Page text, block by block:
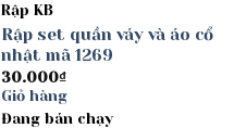
Rập KB
Rập set quần váy và áo cổ
nhật mã 1269
30.000₫
Giỏ hàng
Đang bán chạy